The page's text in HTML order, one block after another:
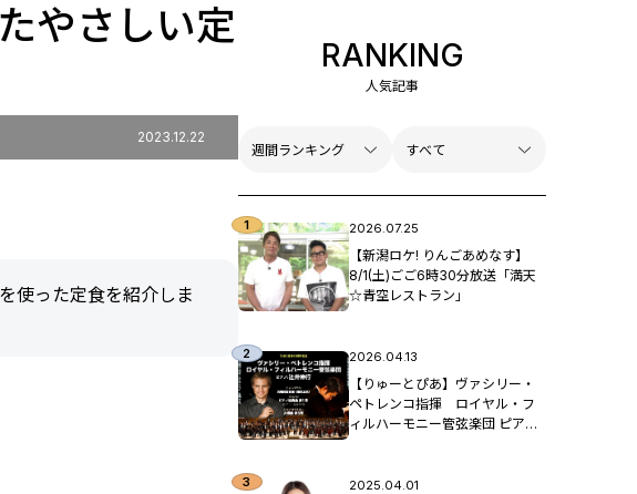
やさしい定
2023.12.22
使った定食を紹介しま
RANKING
人気記事
2026.07.25
【新潟ロケ! りんごあめなす】
8/1(土)ごご6時30分放送「満天
☆青空レストラン」
2026.04.13
【りゅーとぴあ】ヴァシリー・
ペトレンコ指揮 ロイヤル・フ
ィルハーモニー管弦楽団 ピア
2025.04.01